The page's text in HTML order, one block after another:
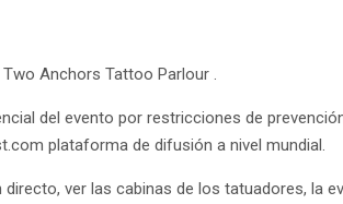
Anchors Tattoo Parlour .
del evento por restricciones de
plataforma de difusión a nivel mundial.
ver las cabinas de los tatuadores,